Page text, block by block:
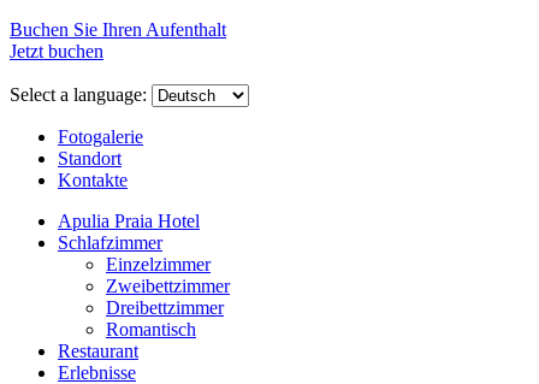
Buchen Sie Ihren Aufenthalt
Jetzt buchen
Select a language:
Fotogalerie
Standort
Kontakte
Apulia Praia Hotel
Schlafzimmer
Einzelzimmer
Zweibettzimmer
Dreibettzimmer
Romantisch
Restaurant
Erlebnisse